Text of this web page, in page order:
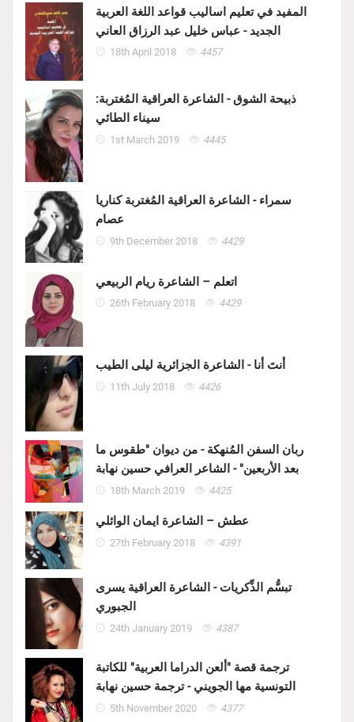
المفيد في تعليم اساليب قواعد اللغة العربية
الجديد - عباس خليل عبد الرزاق العاني
18th April 2018 4457
ذبيحة الشوق - الشاعرة العراقية المُغتربة:
سيناء الطائي
1st March 2019 4445
سمراء - الشاعرة العراقية المُغتربة كناريا
عصام
9th December 2018 4429
اتعلم – الشاعرة ريام الربيعي
26th February 2018 4429
أنتَ أنا - الشاعرة الجزائرية ليلى الطيب
11th July 2018 4426
ربان السفن المُنهكة - من ديوان "طقوس ما
بعد الأربعين" - الشاعر العرافي حسين نهابة
18th March 2019 4425
عطش – الشاعرة ايمان الوائلي
27th February 2018 4391
تبسُّم الذِّكريات - الشاعرة العراقية يسرى
الجبوري
24th January 2019 4387
ترجمة قصة "ألعن الدراما العربية" للكاتبة
التونسية مها الجويني - ترجمة حسين نهابة
5th November 2020 4377